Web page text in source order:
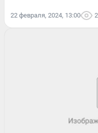
22 февраля, 2024, 13:00